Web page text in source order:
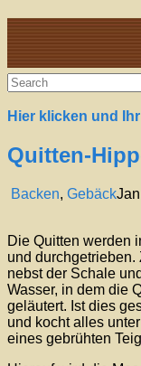
Alte Rezepte online
Hier klicken und
Quitten-
Backen, Gebäck
Die Quitten werden
und durchgetrieben.
nebst der Schale
Wasser, in dem die
geläutert. Ist dies
und kocht alles
eines gebrühten